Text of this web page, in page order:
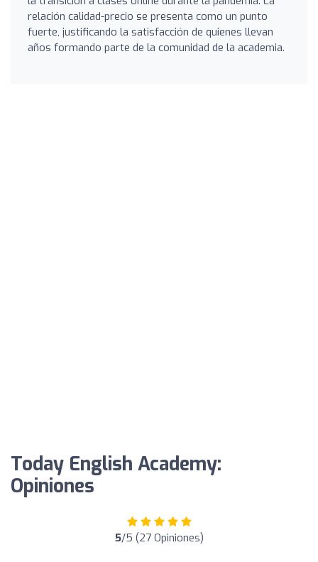
relación calidad-precio se presenta como un punto
fuerte, justificando la satisfacción de quienes llevan
años formando parte de la comunidad de la academia.
Today English Academy:
Opiniones
5/5 (27 Opiniones)